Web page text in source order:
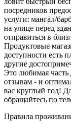
посредников
услуги: мангал/
на улице перед
отправиться в
Продуктовые
доступности есть
другие
Это любимая часть
отзывам - и
вас круглый год!
обращайтесь по
Правила